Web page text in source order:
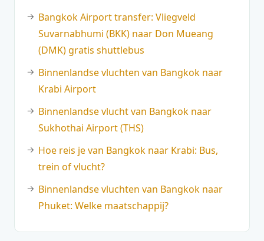
Bangkok Airport transfer: Vliegveld
Suvarnabhumi (BKK) naar Don Mueang
(DMK) gratis shuttlebus
Binnenlandse vluchten van Bangkok naar
Krabi Airport
Binnenlandse vlucht van Bangkok naar
Sukhothai Airport (THS)
Hoe reis je van Bangkok naar Krabi: Bus,
trein of vlucht?
Binnenlandse vluchten van Bangkok naar
Phuket: Welke maatschappij?